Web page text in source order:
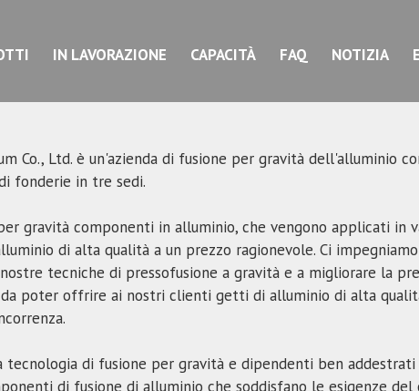
IN LAVORAZIONE CAPACITÀ FAQ NOTIZIA
Co., Ltd. è un'azienda di fusione per gravità dell'alluminio
fonderie in tre sedi.
gravità componenti in alluminio, che vengono applicati in
di alta qualità a un prezzo ragionevole. Ci
tecniche di pressofusione a gravità e a migliorare la
poter offrire ai nostri clienti getti di alluminio di alta
tecnologia di fusione per gravità e dipendenti ben
di fusione di alluminio che soddisfano le esigenze del